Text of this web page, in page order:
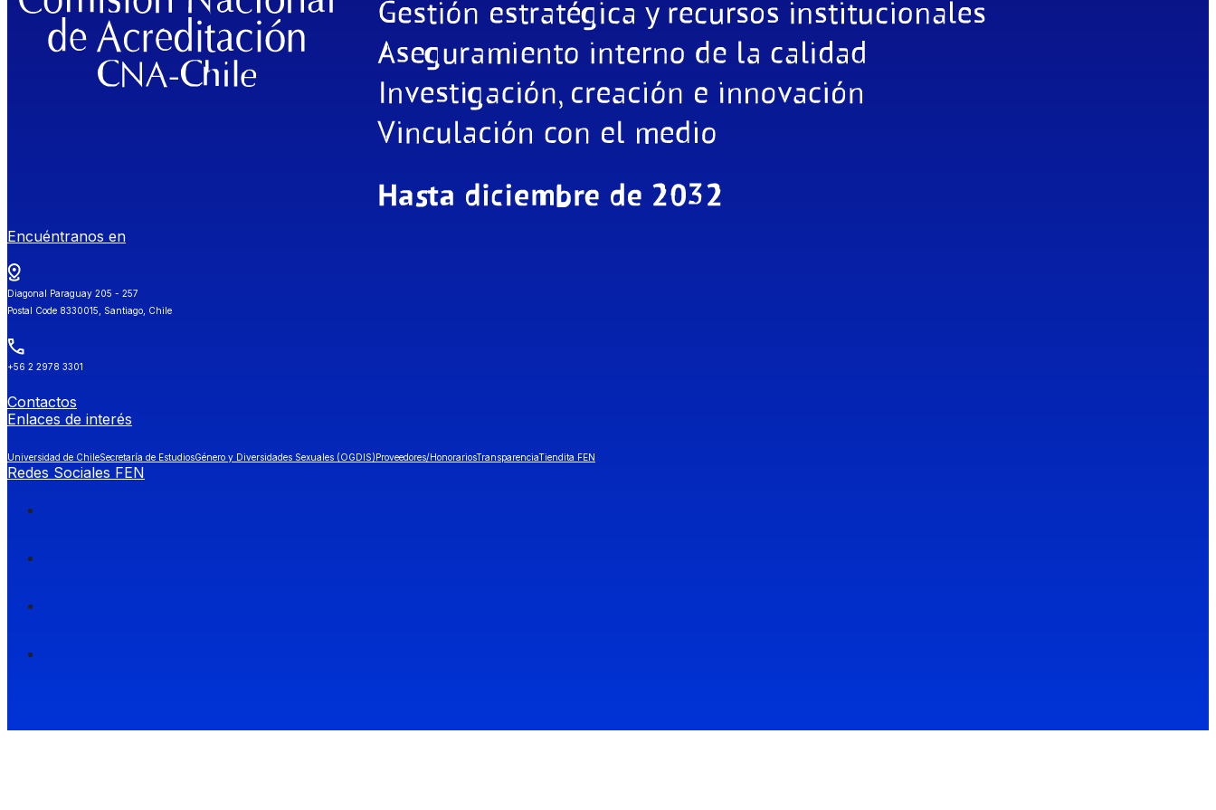
Encuéntranos en
Diagonal Paraguay 205 - 257
Postal Code 8330015, Santiago, Chile
+56 2 2978 3301
Contactos
Enlaces de interés
Universidad de ChileSecretaría de EstudiosGénero y Diversidades Sexuales (OGDIS)Proveedores/HonorariosTransparenciaTiendita FEN
Redes Sociales FEN